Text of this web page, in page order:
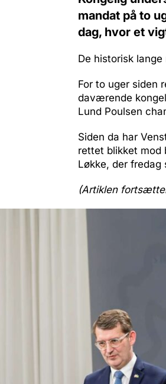
mandat på to
dag, hvor et
De historisk
For to uger siden
daværende
Lund Poulsen
Siden da har
rettet blikket mod
Løkke, der fredag
(Artiklen